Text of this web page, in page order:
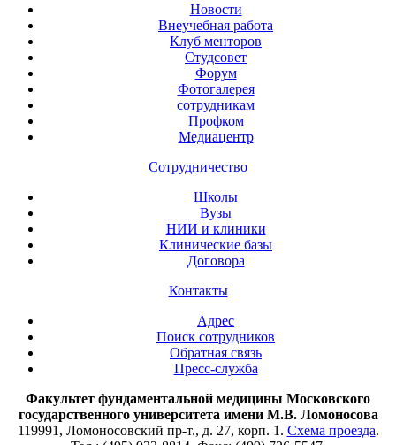
Новости
Внеучебная работа
Клуб менторов
Студсовет
Форум
Фотогалерея
сотрудникам
Профком
Медиацентр
Сотрудничество
Школы
Вузы
НИИ и клиники
Клинические базы
Договора
Контакты
Адрес
Поиск сотрудников
Обратная связь
Пресс-служба
Факультет фундаментальной медицины Московского
государственного университета имени М.В. Ломоносова
119991, Ломоносовский пр-т., д. 27, корп. 1. Схема проезда.